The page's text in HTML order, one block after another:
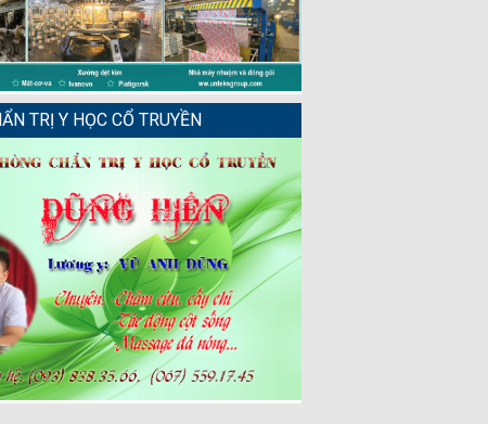
TRỊ Y HỌC CỔ TRUYỀN